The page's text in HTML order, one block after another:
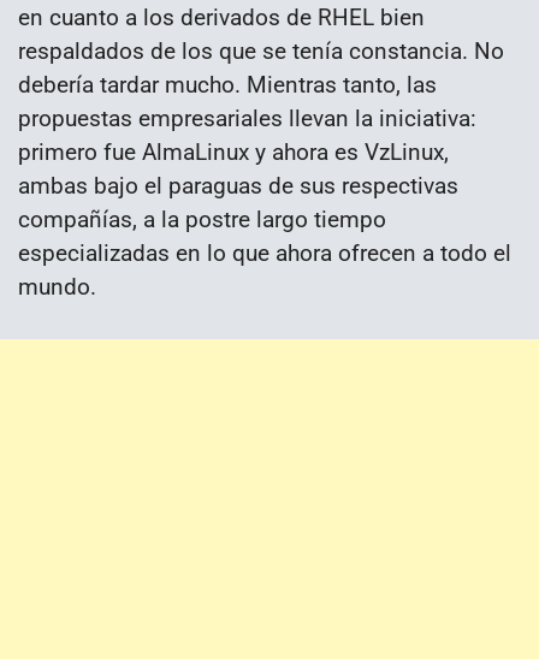
en cuanto a los derivados de RHEL bien
respaldados de los que se tenía constancia. No
debería tardar mucho. Mientras tanto, las
propuestas empresariales llevan la iniciativa:
primero fue AlmaLinux y ahora es VzLinux,
ambas bajo el paraguas de sus respectivas
compañías, a la postre largo tiempo
especializadas en lo que ahora ofrecen a todo el
mundo.